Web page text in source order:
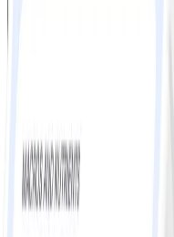
Ja, Du bör meddela att du
diabetesanpassade
kontakt inom sjukvården
eller för andra frågor kring
Hur är